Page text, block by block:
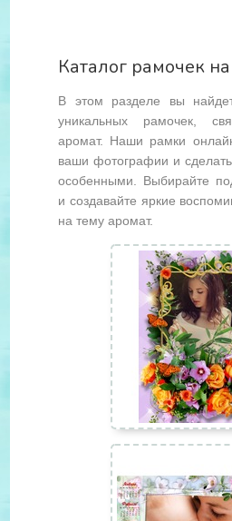
Каталог рамочек
В этом разделе вы
уникальных рамочек,
аромат. Наши рамки
ваши фотографии и
особенными. Выбирайте
и создавайте яркие
на тему аромат.